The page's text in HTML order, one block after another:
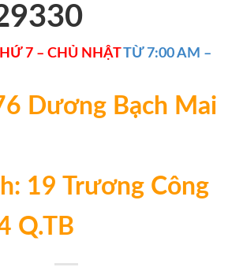
7 – CHỦ NHẬTTỪ 7:00 AM –
Dương Bạch Mai
19 Trương Công
Q.TB